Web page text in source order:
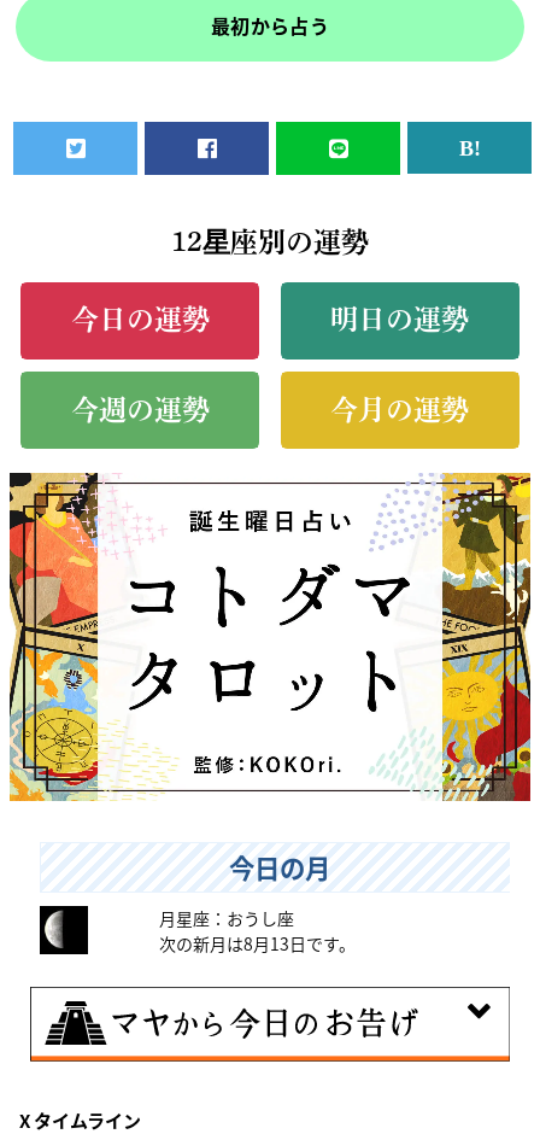
最初から占う
12星座別の運勢
今日の運勢 明日の運勢
今週の運勢 今月の運勢
今日の月
月星座：おうし座
次の新月は8月13日です。
曖昧な気持ちで人と付き合うことはタブーとされる日。
X タイムライン